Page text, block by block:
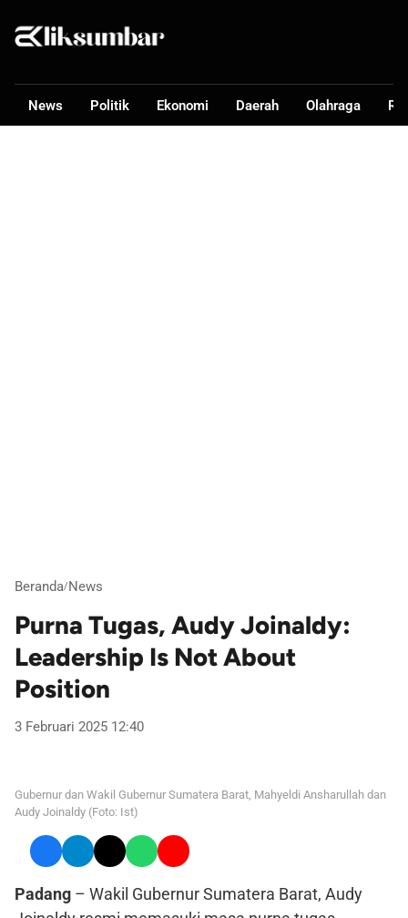
News Politik Ekonomi Daerah Olahraga
Beranda/News
Purna Tugas, Audy Joinaldy:
Leadership Is Not About
Position
3 Februari 2025 12:40
Gubernur dan Wakil Gubernur Sumatera Barat, Mahyeldi Ansharullah dan
Audy Joinaldy (Foto: Ist)
Padang – Wakil Gubernur Sumatera Barat, Audy